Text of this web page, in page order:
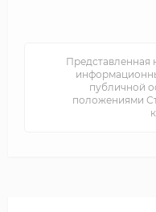
Представленная
публичной
положениями